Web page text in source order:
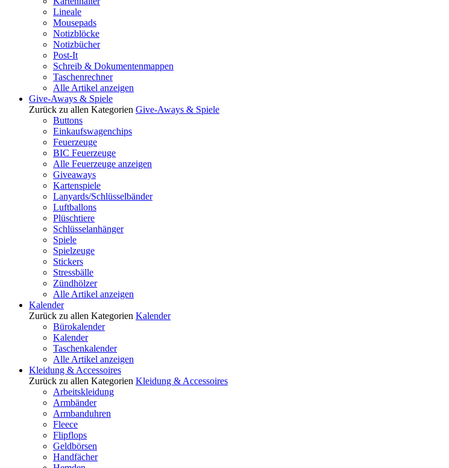
Lineale
Mousepads
Notizblöcke
Notizbücher
Post-It
Schreib & Dokumentenmappen
Taschenrechner
Alle Artikel anzeigen
Give-Aways & Spiele
Zurück zu allen Kategorien Give-Aways & Spiele
Buttons
Einkaufswagenchips
Feuerzeuge
BIC Feuerzeuge
Alle Feuerzeuge anzeigen
Giveaways
Kartenspiele
Lanyards/Schlüsselbänder
Luftballons
Plüschtiere
Schlüsselanhänger
Spiele
Spielzeuge
Stickers
Stressbälle
Zündhölzer
Alle Artikel anzeigen
Kalender
Zurück zu allen Kategorien Kalender
Bürokalender
Kalender
Taschenkalender
Alle Artikel anzeigen
Kleidung & Accessoires
Zurück zu allen Kategorien Kleidung & Accessoires
Arbeitskleidung
Armbänder
Armbanduhren
Fleece
Flipflops
Geldbörsen
Handfächer